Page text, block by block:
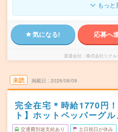
もっと
気になる! 応募へ
派遣会社 株式会社リク
未読 掲載日 2026/08/09
完全在宅＊時給1770円
ト】ホットペッパーグ
交通費別途支給あり 土日祝日が休み